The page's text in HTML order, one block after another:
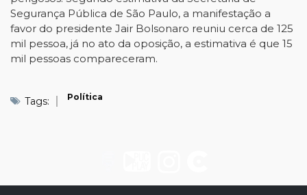
Segurança Pública de São Paulo, a manifestação a
favor do presidente Jair Bolsonaro reuniu cerca de 125
mil pessoa, já no ato da oposição, a estimativa é que 15
mil pessoas compareceram.
Tags: Política